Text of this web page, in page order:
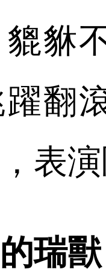
貅
翻
表
瑞獸